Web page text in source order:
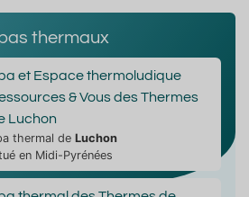
thermaux
et Espace thermoludique
& Vous des Thermes
Luchon
thermal de Luchon
en Midi-Pyrénées